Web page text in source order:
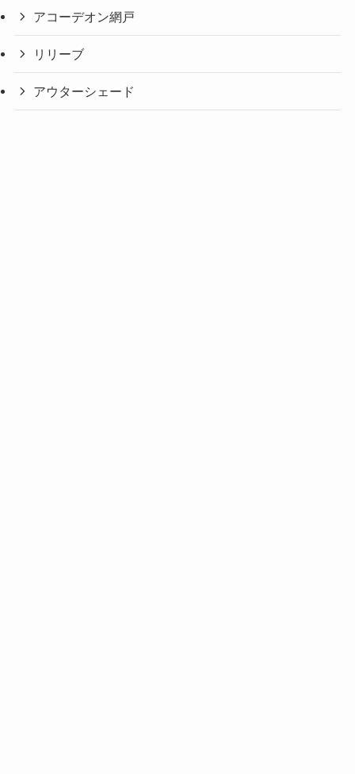
アコーデオン網戸
リリーブ
アウターシェード